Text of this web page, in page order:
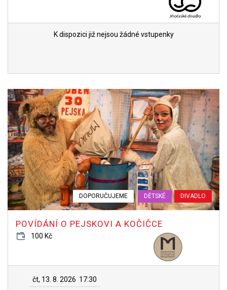
K dispozici již nejsou žádné vstupenky
DOPORUČUJEME DĚTSKÉ DIVADLO
POVÍDÁNÍ O PEJSKOVI A KOČIČCE
100 Kč
čt, 13. 8. 2026 17:30